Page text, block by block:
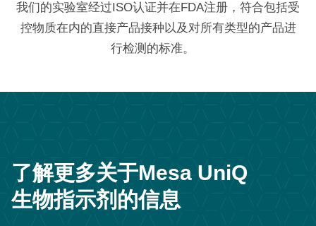
我们的实验室经过ISO认证并在FDA注册，符合包括受
控物质在内的直接产品接种以及对所有类型的产品进
行检测的标准。
了解更多关于Mesa UniQ
生物指示剂的信息